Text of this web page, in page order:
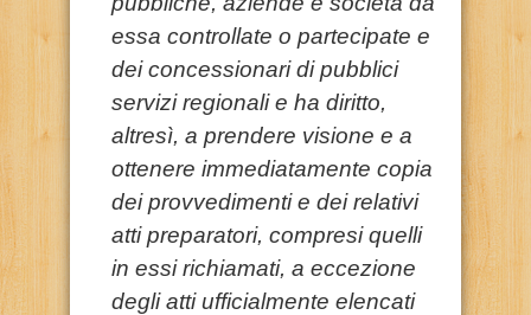
essa controllate o partecipate e
dei concessionari di pubblici
servizi regionali e ha diritto,
altresì, a prendere visione e a
ottenere immediatamente copia
dei provvedimenti e dei relativi
atti preparatori, compresi quelli
in essi richiamati, a eccezione
degli atti ufficialmente elencati